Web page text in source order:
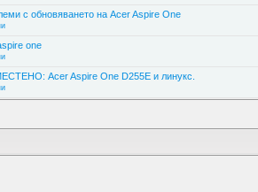
с обновяването на Acer Aspire One
one
Acer Aspire One D255E и линукс.